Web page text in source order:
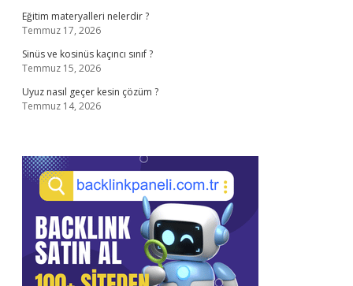
Eğitim materyalleri nelerdir ?
Temmuz 17, 2026
Sinüs ve kosinüs kaçıncı sınıf ?
Temmuz 15, 2026
Uyuz nasıl geçer kesin çözüm ?
Temmuz 14, 2026